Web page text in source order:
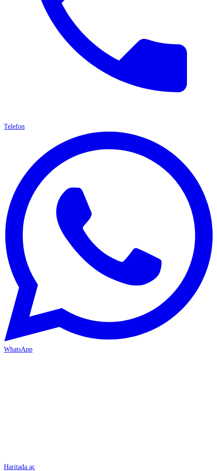
Telefon
WhatsApp
Haritada aç